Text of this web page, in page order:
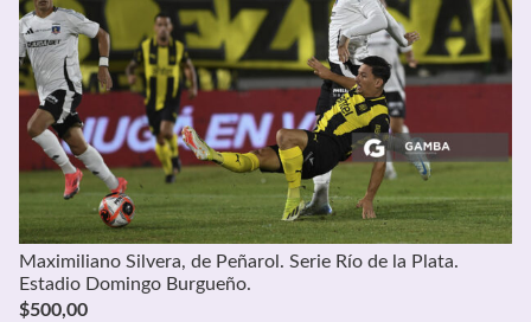
Maximiliano Silvera, de Peñarol. Serie Río de la Plata.
Estadio Domingo Burgueño.
$500,00